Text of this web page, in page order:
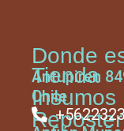
Tienda
Insumos
Donde
Antupiren
Chile